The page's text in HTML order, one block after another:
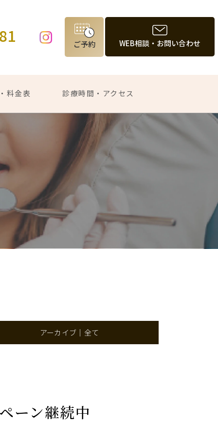
ご予約 WEB相談・お問い合わせ
料金表 診療時間・アクセス
アーカイブ｜全て
ーン継続中